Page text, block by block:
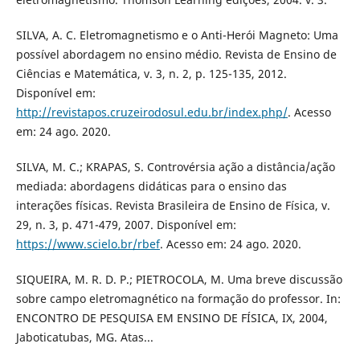
SILVA, A. C. Eletromagnetismo e o Anti-Herói Magneto: Uma
possível abordagem no ensino médio. Revista de Ensino de
Ciências e Matemática, v. 3, n. 2, p. 125-135, 2012.
Disponível em:
http://revistapos.cruzeirodosul.edu.br/index.php/. Acesso
em: 24 ago. 2020.
SILVA, M. C.; KRAPAS, S. Controvérsia ação a distância/ação
mediada: abordagens didáticas para o ensino das
interações físicas. Revista Brasileira de Ensino de Física, v.
29, n. 3, p. 471-479, 2007. Disponível em:
https://www.scielo.br/rbef. Acesso em: 24 ago. 2020.
SIQUEIRA, M. R. D. P.; PIETROCOLA, M. Uma breve discussão
sobre campo eletromagnético na formação do professor. In:
ENCONTRO DE PESQUISA EM ENSINO DE FÍSICA, IX, 2004,
Jaboticatubas, MG. Atas...